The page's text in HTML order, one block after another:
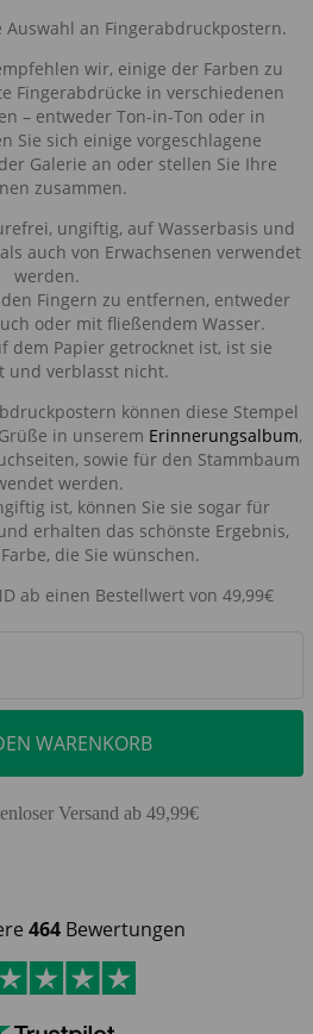
Auswahl an Fingerabdruckpostern.
wir, einige der Farben zu
Fingerabdrücke in verschiedenen
– entweder Ton-in-Ton oder in
Sie sich einige vorgeschlagene
Galerie an oder stellen Sie Ihre
zusammen.
ungiftig, auf Wasserbasis und
auch von Erwachsenen verwendet
werden.
Fingern zu entfernen, entweder
oder mit fließendem Wasser.
dem Papier getrocknet ist, ist sie
und verblasst nicht.
können diese Stempel
in unserem Erinnerungsalbum,
sowie für den Stammbaum
werden.
ist, können Sie sie sogar für
erhalten das schönste Ergebnis,
die Sie wünschen.
ab einen Bestellwert von 49,99€
WARENKORB
Versand ab 49,99€
464 Bewertungen